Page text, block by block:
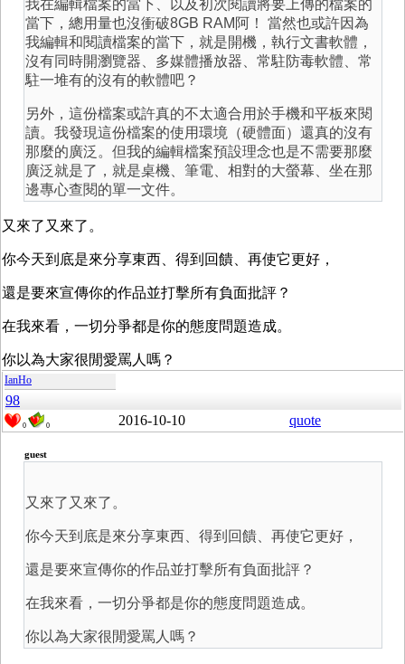
我在編輯檔案的當下、以及初次閱讀將要上傳的檔案的
當下，總用量也沒衝破8GB RAM阿！ 當然也或許因為
我編輯和閱讀檔案的當下，就是開機，執行文書軟體，
沒有同時開瀏覽器、多媒體播放器、常駐防毒軟體、常
駐一堆有的沒有的軟體吧？
另外，這份檔案或許真的不太適合用於手機和平板來閱
讀。我發現這份檔案的使用環境（硬體面）還真的沒有
那麼的廣泛。但我的編輯檔案預設理念也是不需要那麼
廣泛就是了，就是桌機、筆電、相對的大螢幕、坐在那
邊專心查閱的單一文件。
又來了又來了。
你今天到底是來分享東西、得到回饋、再使它更好，
還是要來宣傳你的作品並打擊所有負面批評？
在我來看，一切分爭都是你的態度問題造成。
你以為大家很閒愛罵人嗎？
IanHo
98
0 0 2016-10-10 quote
guest
又來了又來了。
你今天到底是來分享東西、得到回饋、再使它更好，
還是要來宣傳你的作品並打擊所有負面批評？
在我來看，一切分爭都是你的態度問題造成。
你以為大家很閒愛罵人嗎？